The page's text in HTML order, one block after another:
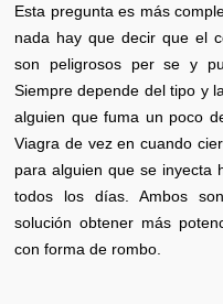
Esta pregunta es más
nada hay que decir que el
son peligrosos per se y
Siempre depende del tipo y
alguien que fuma un poco
Viagra de vez en cuando
para alguien que se inyecta
todos los días. Ambos
solución obtener más
con forma de rombo.